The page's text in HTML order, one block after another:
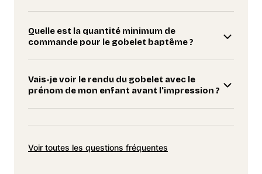
Quelle est la quantité minimum de
commande pour le gobelet baptême ?
Vais-je voir le rendu du gobelet avec le
prénom de mon enfant avant l'impression ?
Voir toutes les questions fréquentes